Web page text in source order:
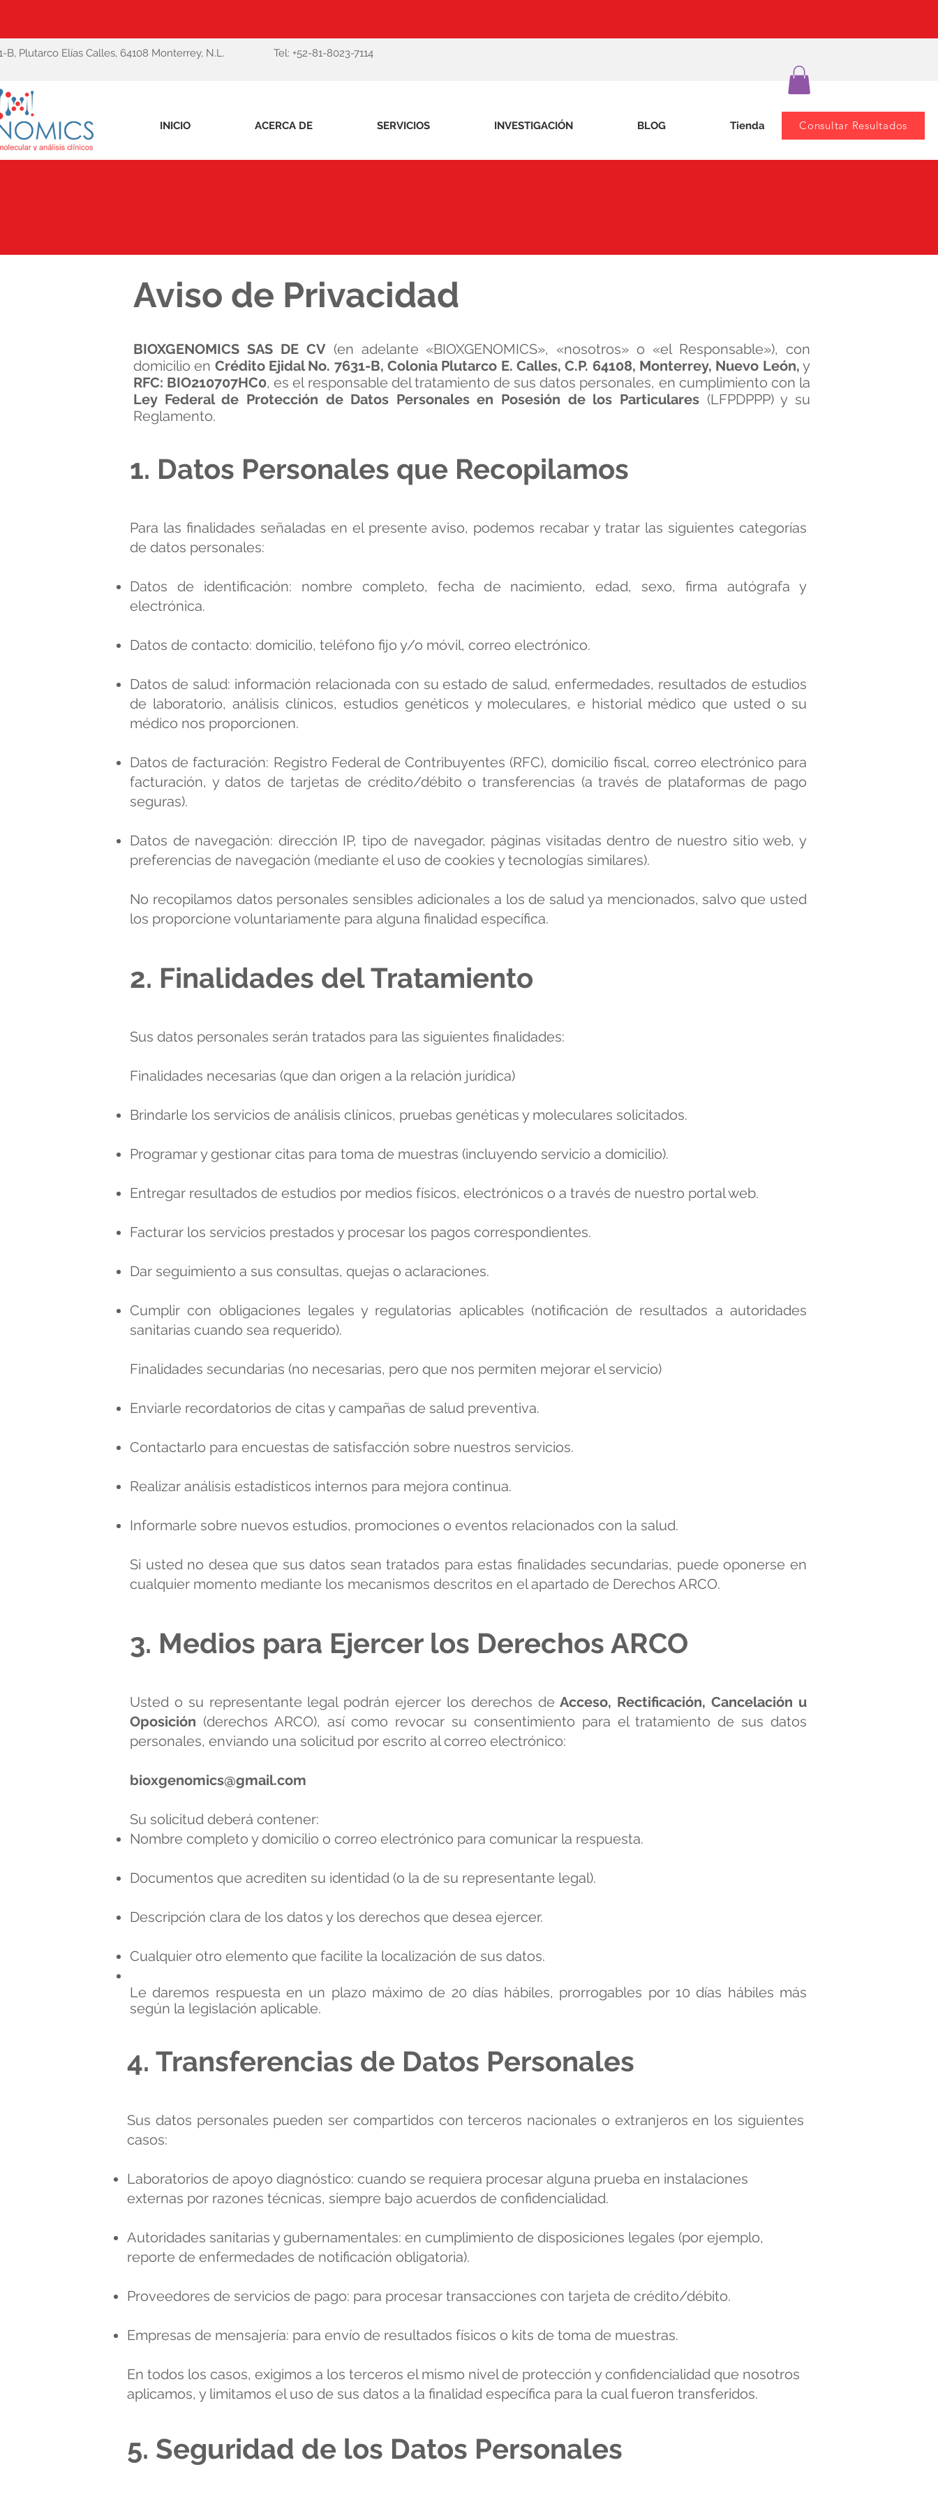
B, Plutarco Elías Calles, 64108 Monterrey, N.L. Tel: +52-81-8023-7114
INICIO ACERCA DE SERVICIOS INVESTIGACIÓN BLOG Tienda Consultar Resultados
Aviso de Privacidad
BIOXGENOMICS SAS DE CV(en adelante «BIOXGENOMICS», «nosotros» o «el Responsable»), con
domicilio en Crédito Ejidal No. 7631-B, Colonia Plutarco E. Calles, C.P. 64108, Monterrey, Nuevo León, y
RFC: BIO210707HC0, es el responsable del tratamiento de sus datos personales, en cumplimiento con la
Ley Federal de Protección de Datos Personales en Posesión de los Particulares (LFPDPPP) y su
Reglamento.
1. Datos Personales que Recopilamos
Para las finalidades señaladas en el presente aviso, podemos recabar y tratar las siguientes categorías
de datos personales:
Datos de identificación: nombre completo, fecha de nacimiento, edad, sexo, firma autógrafa y
electrónica.
Datos de contacto: domicilio, teléfono fijo y/o móvil, correo electrónico.
Datos de salud: información relacionada con su estado de salud, enfermedades, resultados de estudios
de laboratorio, análisis clínicos, estudios genéticos y moleculares, e historial médico que usted o su
médico nos proporcionen.
Datos de facturación: Registro Federal de Contribuyentes (RFC), domicilio fiscal, correo electrónico para
facturación, y datos de tarjetas de crédito/débito o transferencias (a través de plataformas de pago
seguras).
Datos de navegación: dirección IP, tipo de navegador, páginas visitadas dentro de nuestro sitio web, y
preferencias de navegación (mediante el uso de cookies y tecnologías similares).
No recopilamos datos personales sensibles adicionales a los de salud ya mencionados, salvo que usted
los proporcione voluntariamente para alguna finalidad específica.
2. Finalidades del Tratamiento
Sus datos personales serán tratados para las siguientes finalidades:
Finalidades necesarias (que dan origen a la relación jurídica)
Brindarle los servicios de análisis clínicos, pruebas genéticas y moleculares solicitados.
Programar y gestionar citas para toma de muestras (incluyendo servicio a domicilio).
Entregar resultados de estudios por medios físicos, electrónicos o a través de nuestro portal web.
Facturar los servicios prestados y procesar los pagos correspondientes.
Dar seguimiento a sus consultas, quejas o aclaraciones.
Cumplir con obligaciones legales y regulatorias aplicables (notificación de resultados a autoridades
sanitarias cuando sea requerido).
Finalidades secundarias (no necesarias, pero que nos permiten mejorar el servicio)
Enviarle recordatorios de citas y campañas de salud preventiva.
Contactarlo para encuestas de satisfacción sobre nuestros servicios.
Realizar análisis estadísticos internos para mejora continua.
Informarle sobre nuevos estudios, promociones o eventos relacionados con la salud.
Si usted no desea que sus datos sean tratados para estas finalidades secundarias, puede oponerse en
cualquier momento mediante los mecanismos descritos en el apartado de Derechos ARCO.
3. Medios para Ejercer los Derechos ARCO
Usted o su representante legal podrán ejercer los derechos deAcceso, Rectificación, Cancelación u
Oposición (derechos ARCO), así como revocar su consentimiento para el tratamiento de sus datos
personales, enviando una solicitud por escrito al correo electrónico:
bioxgenomics@gmail.com
Su solicitud deberá contener:
Nombre completo y domicilio o correo electrónico para comunicar la respuesta.
Documentos que acrediten su identidad (o la de su representante legal).
Descripción clara de los datos y los derechos que desea ejercer.
Cualquier otro elemento que facilite la localización de sus datos.
Le daremos respuesta en un plazo máximo de 20 días hábiles, prorrogables por 10 días hábiles más
según la legislación aplicable.
4. Transferencias de Datos Personales
Sus datos personales pueden ser compartidos con terceros nacionales o extranjeros en los siguientes
casos:
Laboratorios de apoyo diagnóstico: cuando se requiera procesar alguna prueba en instalaciones
externas por razones técnicas, siempre bajo acuerdos de confidencialidad.
Autoridades sanitarias y gubernamentales: en cumplimiento de disposiciones legales (por ejemplo,
reporte de enfermedades de notificación obligatoria).
Proveedores de servicios de pago: para procesar transacciones con tarjeta de crédito/débito.
Empresas de mensajería: para envío de resultados físicos o kits de toma de muestras.
En todos los casos, exigimos a los terceros el mismo nivel de protección y confidencialidad que nosotros
aplicamos, y limitamos el uso de sus datos a la finalidad específica para la cual fueron transferidos.
5. Seguridad de los Datos Personales